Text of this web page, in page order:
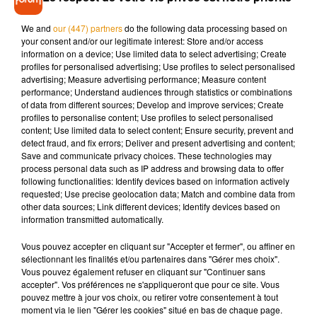
porte alors plainte le 22 avril 2022 pour harcèlement, et
décide de couper les ponts avec lui. C'est à ce moment-là
qu'il décide de porter plainte contre elle affirmantqu'elle
avait"violé un accord visant à améliorer leur relation", et lui
réclamant 22.000 dollars singapouriens.
Le tribunal de première instance rejeta la demande de M.
Kawshigan estimant qu'il s'agissait d'un abus de procédure.
"Ce tribunal ne sera pas complice de sa tentative calculée
d'obliger l'accusée à s'engager qui, après des années à
tenter d'appaiser le mécontentement du demandeur, a
finalement décidé de résister à ses menaces plutôt que de se
recroqueviller et de céder à ses demandes", a déclaré le juge.
Seulement voilà, le plaignant ne s'est pas démonté. Il décida
de réclamer 3 millions de dollars singapouriens (environ 2,1
millions d'euros) de dommages et intérêts.
Selon lui, Nora Tan a nuit à
"son excellente réputation"
engendré un"douloureux traumatisme"le menant à une
We and our (447) partnersdo the following data processing based on
your consent and/or our legitimate interest: Store and/or access
information on a device; Use limited data to select advertising; Create
profiles for personalised advertising; Use profiles to select personalised
advertising; Measure advertising performance; Measure content
performance; Understand audiences through statistics or combinations
of data from different sources; Develop and improve services; Create
profiles to personalise content; Use profiles to select personalised
content; Use limited data to select content; Ensure security, prevent and
detect fraud, and fix errors; Deliver and present advertising and content;
Save and communicate privacy choices. These technologies may
process personal data such as IP address and browsing data to offer
following functionalities: Identify devices based on information actively
requested; Use precise geolocation data; Match and combine data from
other data sources; Link different devices; Identify devices based on
information transmitted automatically.
Vous pouvez accepter en cliquant sur "Accepter et fermer", ou affiner en
sélectionnant les finalités et/ou partenaires dans "Gérer mes choix".
Vous pouvez également refuser en cliquant sur "Continuer sans
accepter". Vos préférences ne s'appliqueront que pour ce site. Vous
pouvez mettre à jour vos choix, ou retirer votre consentement à tout
moment via le lien "Gérer les cookies" situé en bas de chaque page.